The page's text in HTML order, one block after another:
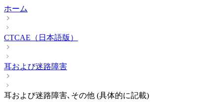
ホーム
CTCAE（日本語版）
耳および迷路障害
耳および迷路障害､その他 (具体的に記載)